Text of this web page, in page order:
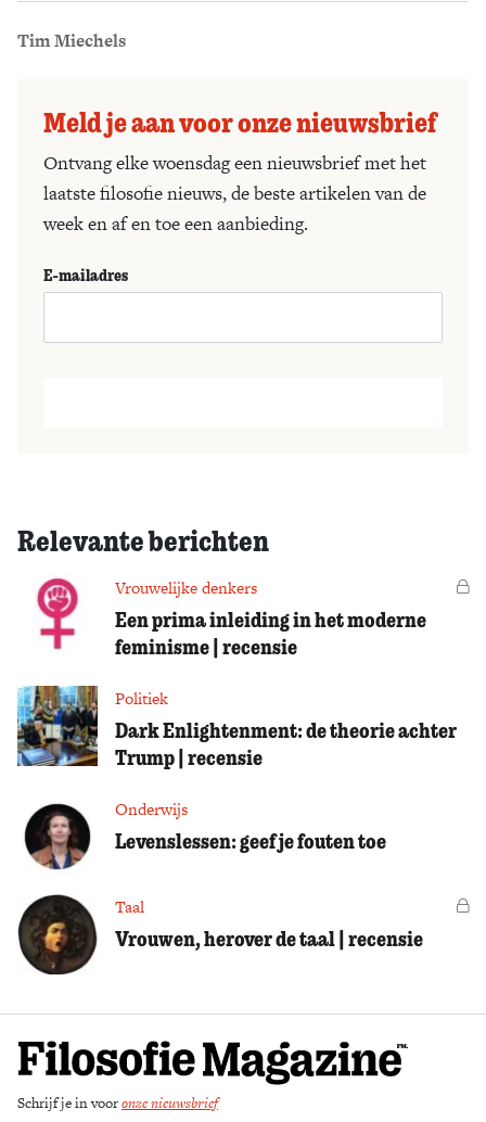
Tim Miechels
Meld je aan voor onze nieuwsbrief
Ontvang elke woensdag een nieuwsbrief met het
laatste filosofie nieuws, de beste artikelen van de
week en af en toe een aanbieding.
E-mailadres
Relevante berichten
Vrouwelijke denkers
Een prima inleiding in het moderne
feminisme | recensie
Politiek
Dark Enlightenment: de theorie achter
Trump | recensie
Onderwijs
Levenslessen: geef je fouten toe
Taal
Vrouwen, herover de taal | recensie
Schrijf je in vooronze nieuwsbrief